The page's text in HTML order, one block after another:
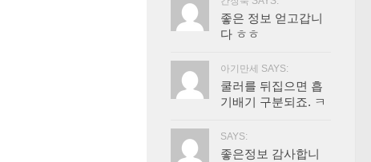
좋은 정보 얻고갑니
다 ㅎㅎ
아기만세 SAYS:
쿨러를 뒤집으면 흡
기배기 구분되죠. ㅋ
SAYS:
좋은정보 감사합니